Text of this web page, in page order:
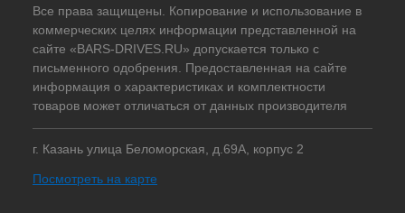
Все права защищены. Копирование и использование в
коммерческих целях информации представленной на
сайте «BARS-DRIVES.RU» допускается только с
письменного одобрения. Предоставленная на сайте
информация о характеристиках и комплектности
товаров может отличаться от данных производителя
г. Казань улица Беломорская, д.69А, корпус 2
Посмотреть на карте